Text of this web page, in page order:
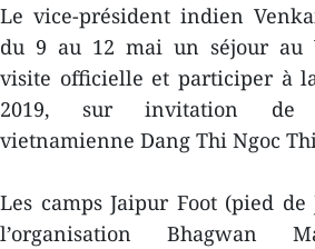
Le vice-président indien
du 9 au 12 mai un séjour au
visite officielle et participer à
2019, sur invitation de
vietnamienne Dang Thi Ngoc
Les camps Jaipur Foot (pied
l’organisation Bhagwan